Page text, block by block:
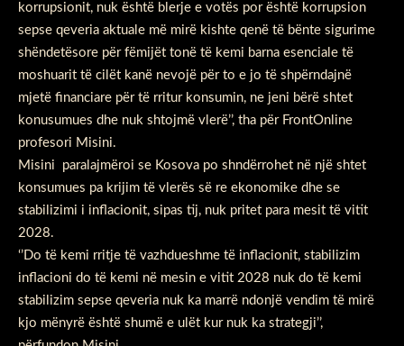
korrupsionit, nuk është blerje e votës por është korrupsion
sepse qeveria aktuale më mirë kishte qenë të bënte sigurime
shëndetësore për fëmijët tonë të kemi barna esenciale të
moshuarit të cilët kanë nevojë për to e jo të shpërndajnë
mjetë financiare për të rritur konsumin, ne jeni bërë shtet
konusumues dhe nuk shtojmë vlerë’’, tha për FrontOnline
profesori Misini.
Misini paralajmëroi se Kosova po shndërrohet në një shtet
konsumues pa krijim të vlerës së re ekonomike dhe se
stabilizimi i inflacionit, sipas tij, nuk pritet para mesit të vitit
2028.
‘’Do të kemi rritje të vazhdueshme të inflacionit, stabilizim
inflacioni do të kemi në mesin e vitit 2028 nuk do të kemi
stabilizim sepse qeveria nuk ka marrë ndonjë vendim të mirë
kjo mënyrë është shumë e ulët kur nuk ka strategji’’,